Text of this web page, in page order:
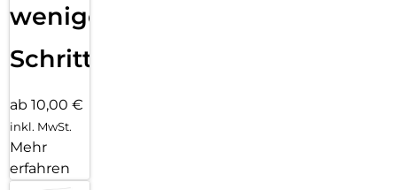
wenigen
Schritten
ab 10,00 €
inkl. MwSt.
Mehr
erfahren